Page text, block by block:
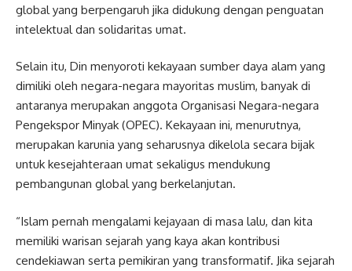
global yang berpengaruh jika didukung dengan penguatan
intelektual dan solidaritas umat.
Selain itu, Din menyoroti kekayaan sumber daya alam yang
dimiliki oleh negara-negara mayoritas muslim, banyak di
antaranya merupakan anggota Organisasi Negara-negara
Pengekspor Minyak (OPEC). Kekayaan ini, menurutnya,
merupakan karunia yang seharusnya dikelola secara bijak
untuk kesejahteraan umat sekaligus mendukung
pembangunan global yang berkelanjutan.
“Islam pernah mengalami kejayaan di masa lalu, dan kita
memiliki warisan sejarah yang kaya akan kontribusi
cendekiawan serta pemikiran yang transformatif. Jika sejarah